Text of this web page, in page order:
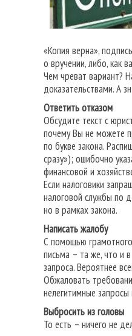
«Копия верна»,
о вручении, либо, как
Чем чреват вариант?
доказательствами. А
Ответить отказом
Обсудите текст с
почему Вы не можете
по букве закона.
сразу»); ошибочно
финансовой и
Если налоговики
налоговой службы по
но в рамках закона.
Написать жалобу
С помощью
письма – та же, что и
запроса. Вероятнее
Обжаловать
нелегитимные
Выбросить из головы
То есть – ничего не